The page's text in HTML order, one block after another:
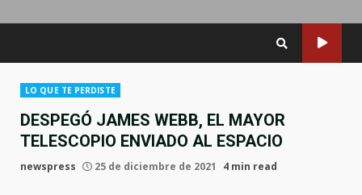
LO QUE TE PERDISTE
DESPEGÓ JAMES WEBB, EL MAYOR
TELESCOPIO ENVIADO AL ESPACIO
newspress 25 de diciembre de 2021 4 min read